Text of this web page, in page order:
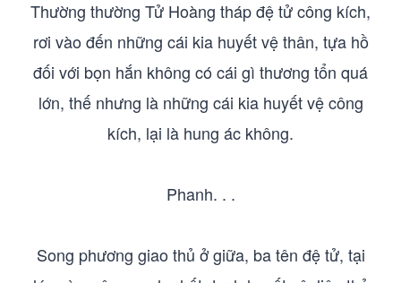
Thường thường Tử Hoàng tháp đệ tử công kích,
rơi vào đến những cái kia huyết vệ thân, tựa hồ
đối với bọn hắn không có cái gì thương tổn quá
lớn, thế nhưng là những cái kia huyết vệ công
kích, lại là hung ác không.
Phanh. . .
Song phương giao thủ ở giữa, ba tên đệ tử, tại